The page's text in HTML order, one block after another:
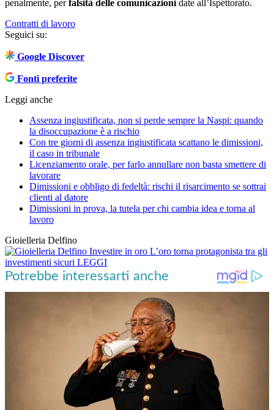
penalmente, perfalsità delle comunicazionidate all’Ispettorato.
Contratti di lavoro
Seguici su:
Google Discover
Fonti preferite
Leggi anche
Assenza ingiustificata, non si perde sempre la Naspi: quando
la disoccupazione è a rischio
Con tre giorni di assenza ingiustificata scattano le dimissioni,
il caso in tribunale
Licenziamento orale, per farlo annullare non basta smettere di
lavorare
Dimissioni e obbligo di fedeltà: rischi il risarcimento se sottrai
clienti al datore
Dimissioni in prova, la tutela per chi cambia idea e torna al
lavoro
Gioielleria Delfino
Investire in oro L’oro torna protagonista tra gli
investimenti sicuri LEGGI